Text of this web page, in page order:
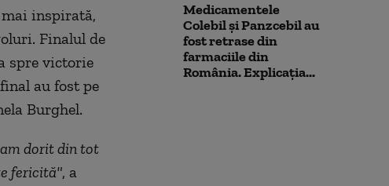
inspirată,
Finalul de
spre victorie
au fost pe
Burghel.
dorit din tot
fericită", a
Medicamentele
Colebil și Panzcebil au
fost retrase din
farmaciile din
România. Explicația...